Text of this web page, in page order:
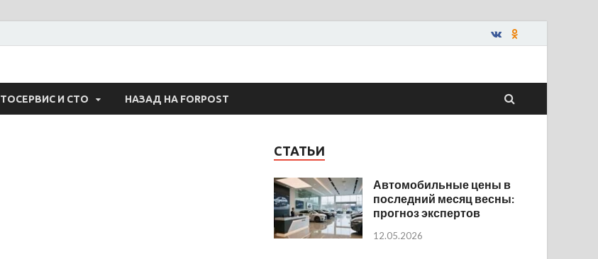
И СТО НАЗАД НА FORPOST
СТАТЬИ
Автомобильные цены в
последний месяц весны:
прогноз экспертов
12.05.2026